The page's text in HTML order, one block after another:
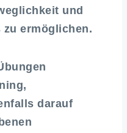
und
zu ermöglichen.
darauf